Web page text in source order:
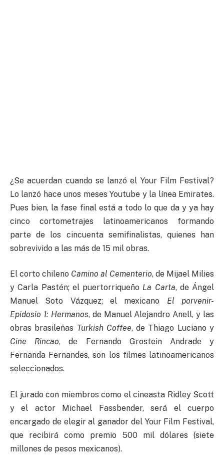
¿Se acuerdan cuando se lanzó el Your Film Festival?
Lo lanzó hace unos meses Youtube y la línea Emirates.
Pues bien, la fase final está a todo lo que da y ya hay
cinco cortometrajes latinoamericanos formando
parte de los cincuenta semifinalistas, quienes han
sobrevivido a las más de 15 mil obras.
El corto chileno Camino al Cementerio, de Mijael Milies
y Carla Pastén; el puertorriqueño La Carta, de Ángel
Manuel Soto Vázquez; el mexicano El porvenir-
Epidosio 1: Hermanos, de Manuel Alejandro Anell, y las
obras brasileñas Turkish Coffee, de Thiago Luciano y
Cine Rincao, de Fernando Grostein Andrade y
Fernanda Fernandes, son los filmes latinoamericanos
seleccionados.
El jurado con miembros como el cineasta Ridley Scott
y el actor Michael Fassbender, será el cuerpo
encargado de elegir al ganador del Your Film Festival,
que recibirá como premio 500 mil dólares (siete
millones de pesos mexicanos).